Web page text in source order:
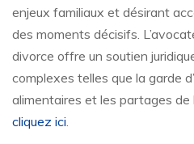
enjeux familiaux et désirant
des moments décisifs.
divorce offre un soutien
complexes telles que la garde
alimentaires et les partages de
cliquez ici.